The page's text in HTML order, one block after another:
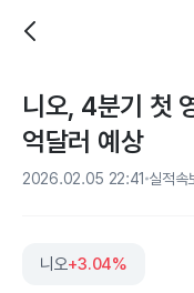
니오, 4분기 첫
억달러 예상
2026.02.05 22:41 실적속
니오+3.04%